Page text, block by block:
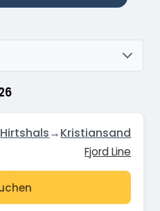
Hirtshals→Kristiansand
Fjord Line